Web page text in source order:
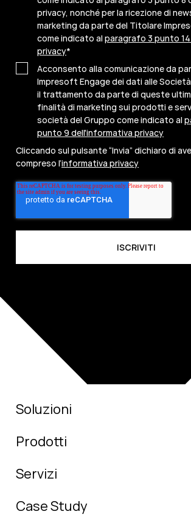
privacy, nonché per la ricezione di
marketing da parte del Titolare
come indicato al paragrafo 3 punto
privacy*
Acconsento alla comunicazione da
Impresoft Engage dei dati alle
il trattamento da parte di queste
finalità di marketing sui prodotti e
società del Gruppo come indicato al
punto 9 dell'informativa privacy
Cliccando sul pulsante “Invia” dichiaro di
compreso l’informativa privacy
Soluzioni
Prodotti
Servizi
Case Study